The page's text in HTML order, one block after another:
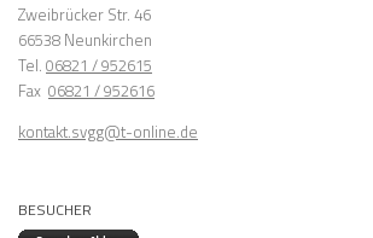
Zweibrücker Str. 46
66538 Neunkirchen
Tel. 06821 / 952615
Fax 06821 / 952616
kontakt.svgg@t-online.de
BESUCHER